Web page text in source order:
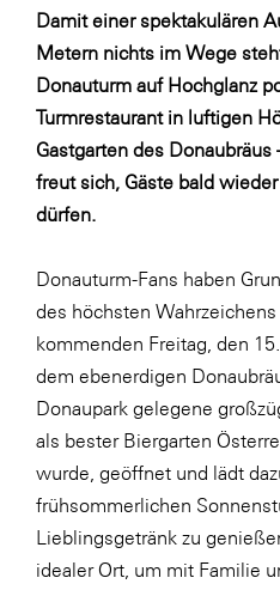
SERVICE&MORE
SKINUANCE®
Somfy
Sony DADC
SPIEGLTEC
Trend Micro
TAG GmbH
VALETTA
Verband Druck
Wirtschaftskammer
WKS Fachgruppe
Fahrzeugtechnik
WKS Fachgruppe
Damit einer spektakulären
Metern nichts im Wege
Donauturm auf Hochglanz
Turmrestaurant in luftigen
Gastgarten des Donaubräus
freut sich, Gäste bald
dürfen.
Donauturm-Fans haben
des höchsten
kommenden Freitag, den
dem ebenerdigen
Donaupark gelegene
als bester Biergarten
wurde, geöffnet und lädt
frühsommerlichen
Lieblingsgetränk zu
idealer Ort, um mit Familie